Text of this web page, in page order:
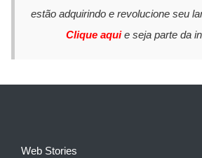
estão adquirindo e revolucione seu
Clique aquie seja parte da
Web Stories